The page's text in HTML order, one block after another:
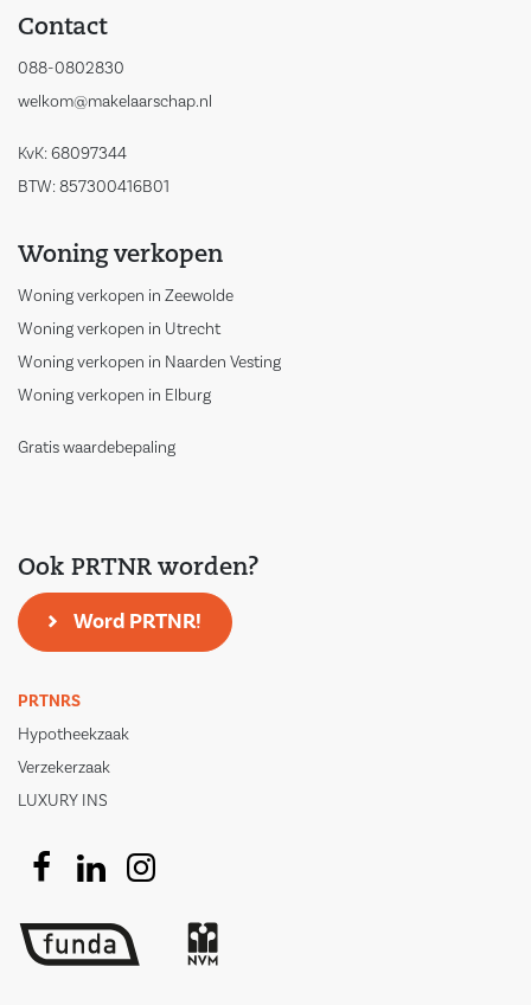
Contact
088-0802830
welkom@makelaarschap.nl
KvK: 68097344
BTW: 857300416B01
Woning verkopen
Woning verkopen in Zeewolde
Woning verkopen in Utrecht
Woning verkopen in Naarden Vesting
Woning verkopen in Elburg
Gratis waardebepaling
Ook PRTNR worden?
Word PRTNR!
PRTNRS
Hypotheekzaak
Verzekerzaak
LUXURY INS